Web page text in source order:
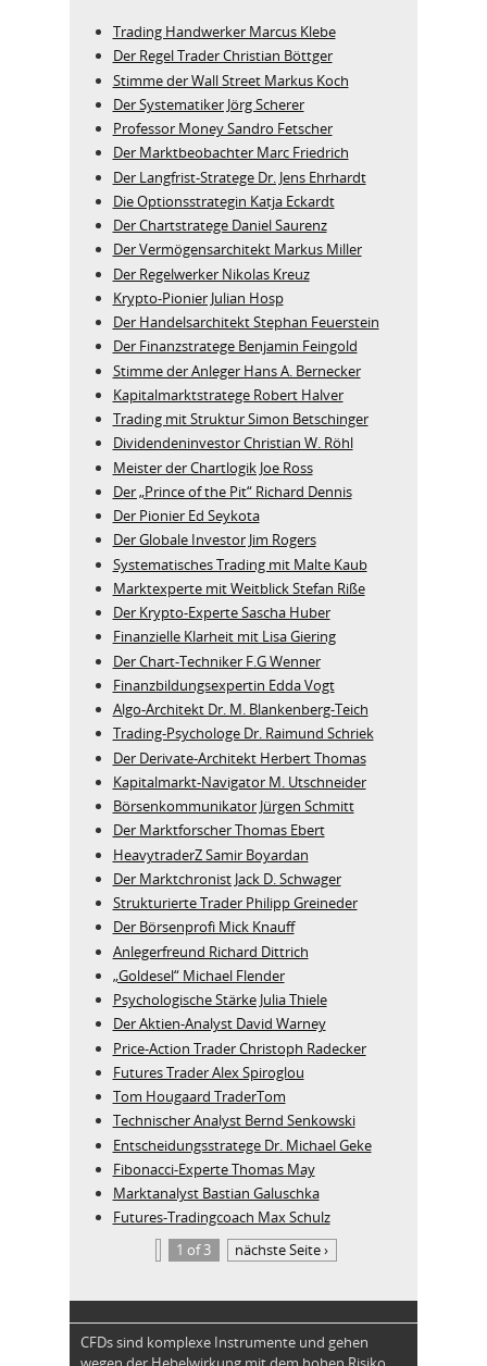
Trading Handwerker Marcus Klebe
Der Regel Trader Christian Böttger
Stimme der Wall Street Markus Koch
Der Systematiker Jörg Scherer
Professor Money Sandro Fetscher
Der Marktbeobachter Marc Friedrich
Der Langfrist-Stratege Dr. Jens Ehrhardt
Die Optionsstrategin Katja Eckardt
Der Chartstratege Daniel Saurenz
Der Vermögensarchitekt Markus Miller
Der Regelwerker Nikolas Kreuz
Krypto-Pionier Julian Hosp
Der Handelsarchitekt Stephan Feuerstein
Der Finanzstratege Benjamin Feingold
Stimme der Anleger Hans A. Bernecker
Kapitalmarktstratege Robert Halver
Trading mit Struktur Simon Betschinger
Dividendeninvestor Christian W. Röhl
Meister der Chartlogik Joe Ross
Der „Prince of the Pit“ Richard Dennis
Der Pionier Ed Seykota
Der Globale Investor Jim Rogers
Systematisches Trading mit Malte Kaub
Marktexperte mit Weitblick Stefan Riße
Der Krypto-Experte Sascha Huber
Finanzielle Klarheit mit Lisa Giering
Der Chart-Techniker F.G Wenner
Finanzbildungsexpertin Edda Vogt
Algo‑Architekt Dr. M. Blankenberg‑Teich
Trading-Psychologe Dr. Raimund Schriek
Der Derivate‑Architekt Herbert Thomas
Kapitalmarkt-Navigator M. Utschneider
Börsenkommunikator Jürgen Schmitt
Der Marktforscher Thomas Ebert
HeavytraderZ Samir Boyardan
Der Marktchronist Jack D. Schwager
Strukturierte Trader Philipp Greineder
Der Börsenprofi Mick Knauff
Anlegerfreund Richard Dittrich
„Goldesel“ Michael Flender
Psychologische Stärke Julia Thiele
Der Aktien-Analyst David Warney
Price-Action Trader Christoph Radecker
Futures Trader Alex Spiroglou
Tom Hougaard TraderTom
Technischer Analyst Bernd Senkowski
Entscheidungsstratege Dr. Michael Geke
Fibonacci-Experte Thomas May
Marktanalyst Bastian Galuschka
Futures-Tradingcoach Max Schulz
1 of 3
nächste Seite ›
CFDs sind komplexe Instrumente und gehen